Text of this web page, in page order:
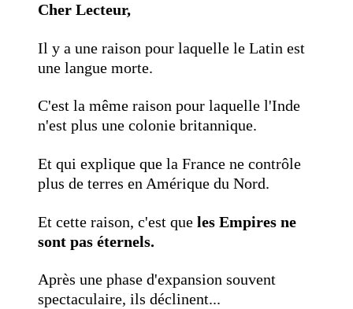
Cher Lecteur,
Il y a une raison pour laquelle le Latin est
une langue morte.
C'est la même raison pour laquelle l'Inde
n'est plus une colonie britannique.
Et qui explique que la France ne contrôle
plus de terres en Amérique du Nord.
Et cette raison, c'est que les Empires ne
sont pas éternels.
Après une phase d'expansion souvent
spectaculaire, ils déclinent...